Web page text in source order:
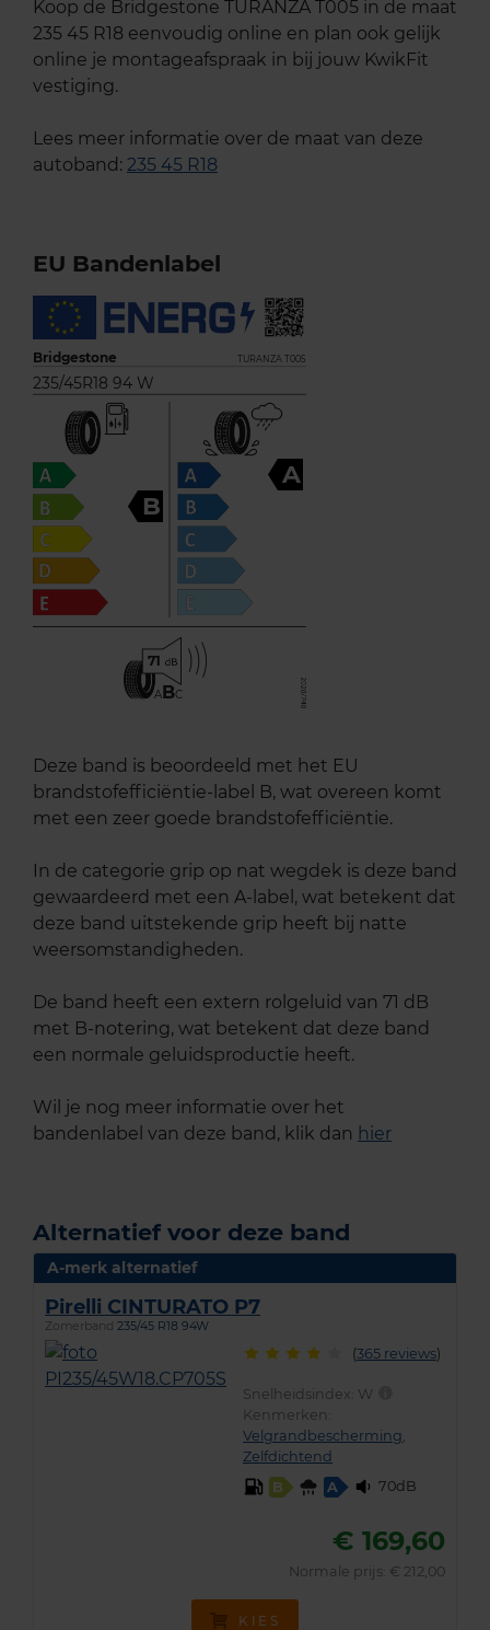
Koop de Bridgestone TURANZA T005 in de maat
235 45 R18 eenvoudig online en plan ook gelijk
online je montageafspraak in bij jouw KwikFit
vestiging.
Lees meer informatie over de maat van deze
autoband: 235 45 R18
EU Bandenlabel
Bridgestone TURANZA T005
235/45R18 94 W
B
A
71
ABC
Deze band is beoordeeld met het EU
brandstofefficiëntie-label B, wat overeen komt
met een zeer goede brandstofefficiëntie.
In de categorie grip op nat wegdek is deze band
gewaardeerd met een A-label, wat betekent dat
deze band uitstekende grip heeft bij natte
weersomstandigheden.
De band heeft een extern rolgeluid van 71 dB
met B-notering, wat betekent dat deze band
een normale geluidsproductie heeft.
Wil je nog meer informatie over het
bandenlabel van deze band, klik dan hier
Alternatief voor deze band
A-merk alternatief
Pirelli CINTURATO P7
Zomerband 235/45 R18 94W
(365 reviews)
Snelheidsindex: W
Kenmerken:
Velgrandbescherming
Zelfdichtend
B
A 70dB
€ 169,60
Normale prijs: € 212,00
KIES